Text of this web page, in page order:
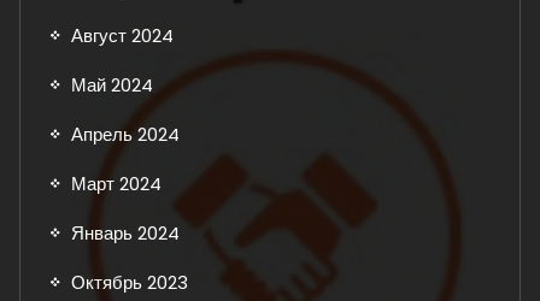
Август 2024
Май 2024
Апрель 2024
Март 2024
Январь 2024
Октябрь 2023